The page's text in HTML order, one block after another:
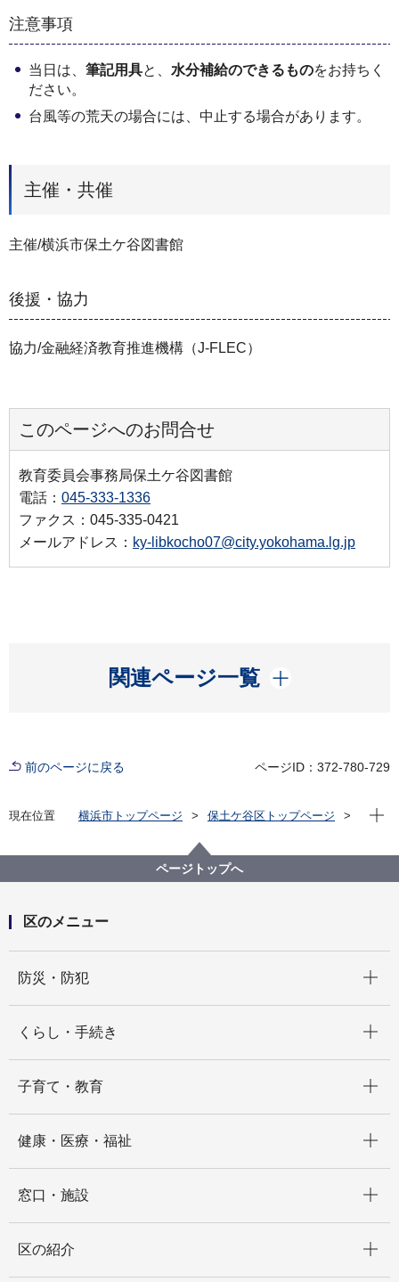
注意事項
当日は、 筆記用具と、 水分補給のできるものをお持ちく
ださい。
台風等の荒天の場合には、中止する場合があります。
主催・共催
主催/横浜市保土ケ谷図書館
後援・協力
協力/金融経済教育推進機構（J-FLEC）
このページへのお問合せ
教育委員会事務局保土ケ谷図書館
電話： 045-333-1336
ファクス：045-335-0421
メールアドレス： ky-libkocho07@city.yokohama.lg.jp
関連ページ一覧
開く
前のページに戻る ページID：372-780-729
現在位置 横浜市トップページ
保土ケ谷区トップページ
【保土ケ谷図書館】中学生・高校生のための「大人に
なる前に知っておきたいお金の話」
現在
ページトップへ
区のメニュー
防災・防犯
くらし・手続き
子育て・教育
健康・医療・福祉
窓口・施設
区の紹介